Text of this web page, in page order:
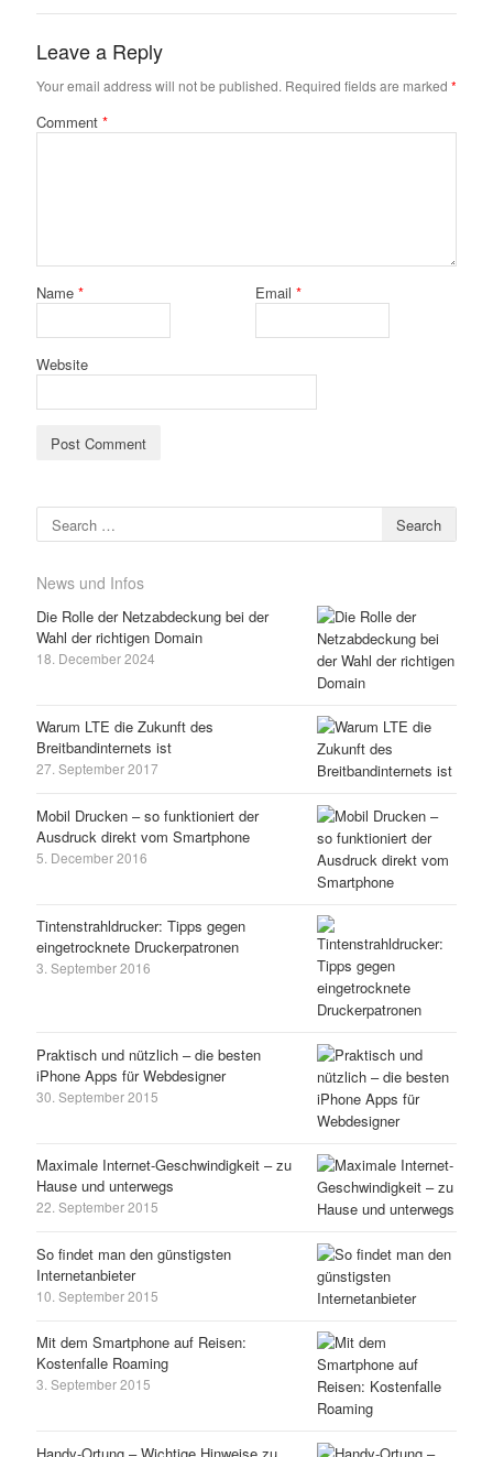
Leave a Reply
Your email address will not be published. Required fields are marked *
Comment *
Name * Email *
Website
Search for:
News und Infos
Die Rolle der Netzabdeckung bei der
Wahl der richtigen Domain
18. December 2024
Warum LTE die Zukunft des
Breitbandinternets ist
27. September 2017
Mobil Drucken – so funktioniert der
Ausdruck direkt vom Smartphone
5. December 2016
Tintenstrahldrucker: Tipps gegen
eingetrocknete Druckerpatronen
3. September 2016
Praktisch und nützlich – die besten
iPhone Apps für Webdesigner
30. September 2015
Maximale Internet-Geschwindigkeit – zu
Hause und unterwegs
22. September 2015
So findet man den günstigsten
Internetanbieter
10. September 2015
Mit dem Smartphone auf Reisen:
Kostenfalle Roaming
3. September 2015